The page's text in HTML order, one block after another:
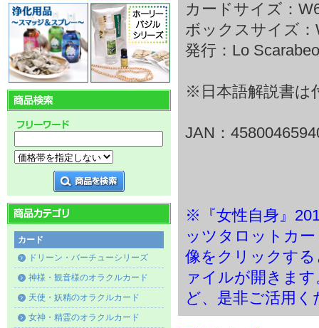
カード
ドリーン・バーチューシリーズ
神様・観音様のオラクルカード
天使・妖精のオラクルカード
女神・精霊のオラクルカード
カードサイズ：
ボックスサイズ：
発行：Lo Scarabeo
※日本語解説書は
JAN：
※『女性自身』
ッツタロットカ
像をクリックす
ァイルが開きま
ど、是非ご活用く